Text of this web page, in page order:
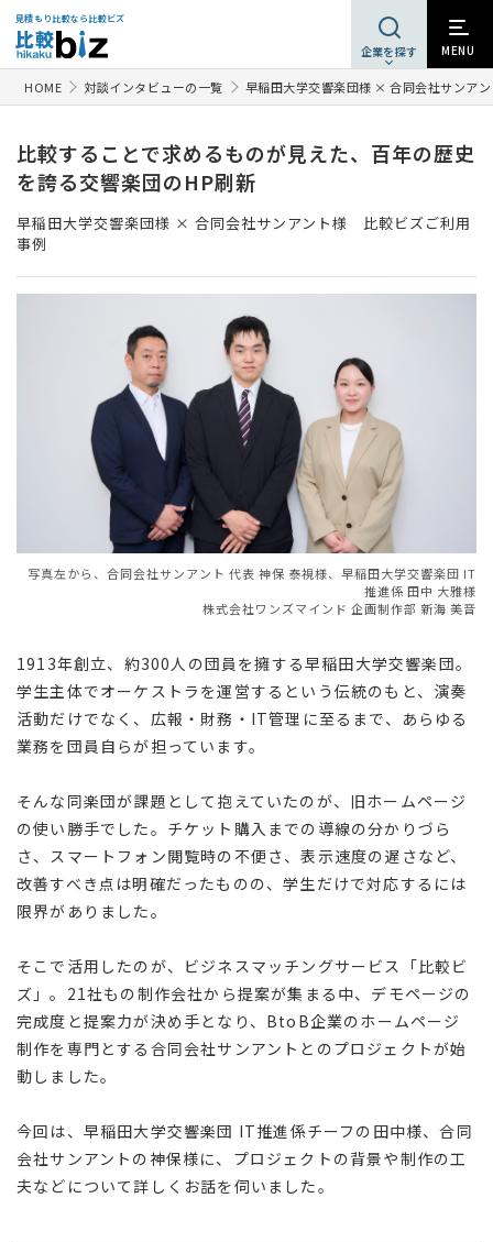
見積もり比較なら比較ビズ
企業を探す MENU
HOME 対談インタビューの一覧 早稲田大学交響楽団様 × 合同会社サンア
比較することで求めるものが見えた、百年の歴史
を誇る交響楽団のHP刷新
早稲田大学交響楽団様 × 合同会社サンアント様 比較ビズご利用
事例
写真左から、合同会社サンアント 代表 神保 泰視様、早稲田大学交響楽団 IT
推進係 田中 大雅様
株式会社ワンズマインド 企画制作部 新海 美音
1913年創立、約300人の団員を擁する早稲田大学交響楽団。
学生主体でオーケストラを運営するという伝統のもと、演奏
活動だけでなく、広報・財務・IT管理に至るまで、あらゆる
業務を団員自らが担っています。
そんな同楽団が課題として抱えていたのが、旧ホームページ
の使い勝手でした。チケット購入までの導線の分かりづら
さ、スマートフォン閲覧時の不便さ、表示速度の遅さなど、
改善すべき点は明確だったものの、学生だけで対応するには
限界がありました。
そこで活用したのが、ビジネスマッチングサービス「比較ビ
ズ」。21社もの制作会社から提案が集まる中、デモページの
完成度と提案力が決め手となり、BtoB企業のホームページ
制作を専門とする合同会社サンアントとのプロジェクトが始
動しました。
今回は、早稲田大学交響楽団 IT推進係チーフの田中様、合同
会社サンアントの神保様に、プロジェクトの背景や制作の工
夫などについて詳しくお話を伺いました。